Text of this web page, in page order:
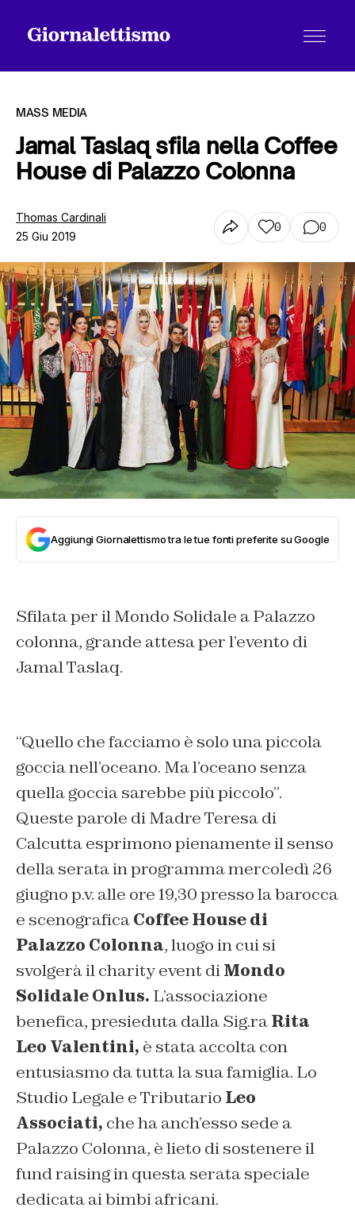
Tutti gli articoli
Chi siamo
Contatti
MASS MEDIA
Jamal Taslaq sfila nella Coffee
House di Palazzo Colonna
Thomas Cardinali
25 Giu 2019
0 0
Aggiungi Giornalettismo tra le tue fonti preferite su Google
Sfilata per il Mondo Solidale a Palazzo
colonna, grande attesa per l’evento di
Jamal Taslaq.
“Quello che facciamo è solo una piccola
goccia nell’oceano. Ma l’oceano senza
quella goccia sarebbe più piccolo”.
Queste parole di Madre Teresa di
Calcutta esprimono pienamente il senso
della serata in programma mercoledì 26
giugno p.v. alle ore 19,30 presso la barocca
e scenograficaCoffee House di
Palazzo Colonna, luogo in cui si
svolgerà il charity event diMondo
Solidale Onlus. L’associazione
benefica, presieduta dalla Sig.raRita
Leo Valentini, è stata accolta con
entusiasmo da tutta la sua famiglia. Lo
Studio Legale e Tributario Leo
Associati, che ha anch’esso sede a
Palazzo Colonna, è lieto di sostenere il
fund raising in questa serata speciale
dedicata ai bimbi africani.